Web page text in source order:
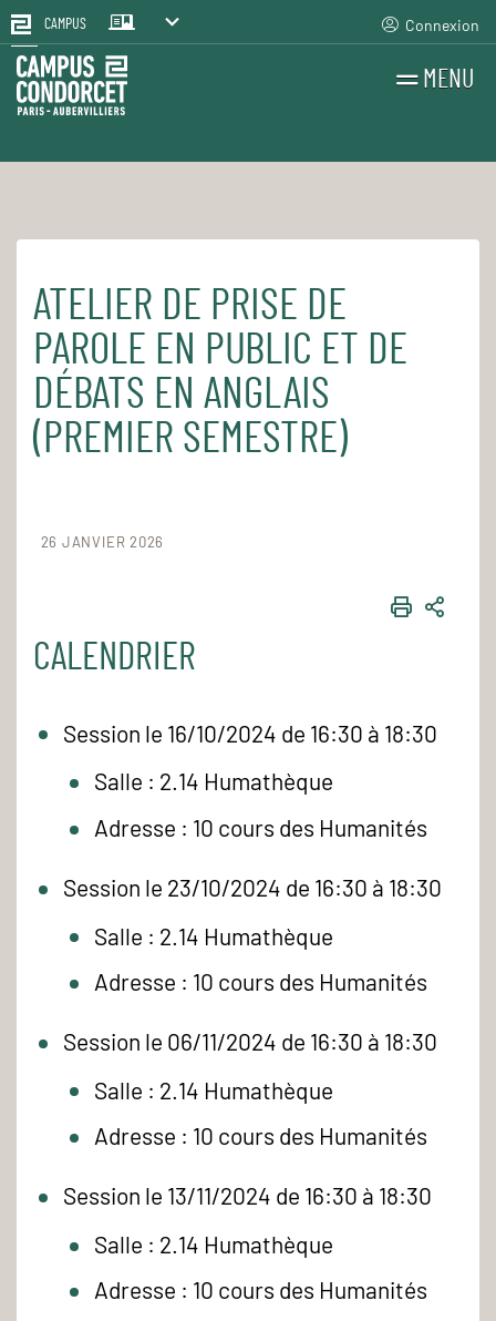
CAMPUS Connexion
MENU
Accueil Pour le quotidien Les cours et séminaires
ATELIER DE PRISE DE
PAROLE EN PUBLIC ET DE
DÉBATS EN ANGLAIS
(PREMIER SEMESTRE)
26 JANVIER 2026
CALENDRIER
Session le 16/10/2024 de 16:30 à 18:30
Salle : 2.14 Humathèque
Adresse : 10 cours des Humanités
Session le 23/10/2024 de 16:30 à 18:30
Salle : 2.14 Humathèque
Adresse : 10 cours des Humanités
Session le 06/11/2024 de 16:30 à 18:30
Salle : 2.14 Humathèque
Adresse : 10 cours des Humanités
Session le 13/11/2024 de 16:30 à 18:30
Salle : 2.14 Humathèque
Adresse : 10 cours des Humanités